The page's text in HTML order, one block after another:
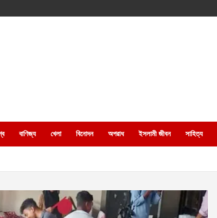
বাণিজ্য খেলা বিনোদন অপরাধ ইসলামী জীবন সাহিত্য